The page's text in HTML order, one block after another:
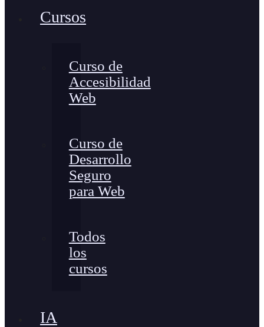
Cursos
Curso de
Accesibilidad
Web
Curso de
Desarrollo
Seguro
para Web
Todos
los
cursos
IA